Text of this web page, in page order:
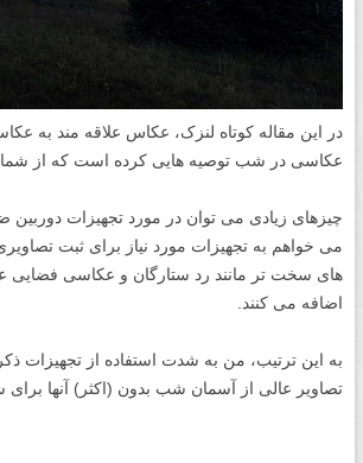
در این مقاله کوتاه لنزک، عکاس علاقه مند به
عکاسی در شب توصیه هایی کرده است که از شما
چیزهای زیادی می توان در مورد تجهیزات
می خواهم به تجهیزات مورد نیاز برای ثبت
های سخت تر مانند رد ستارگان و عکاسی فضایی
اضافه می کنند.
به این ترتیب، من به شدت استفاده از تجهیزات
تصاویر عالی از آسمان شب بدون (اکثر) آنها برای